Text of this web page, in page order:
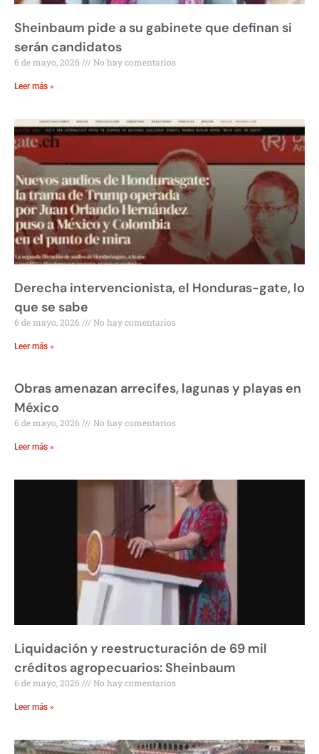
Sheinbaum pide a su gabinete que definan si
serán candidatos
6 de mayo, 2026 No hay comentarios
Leer más »
Derecha intervencionista, el Honduras-gate, lo
que se sabe
6 de mayo, 2026 No hay comentarios
Leer más »
Obras amenazan arrecifes, lagunas y playas en
México
6 de mayo, 2026 No hay comentarios
Leer más »
Liquidación y reestructuración de 69 mil
créditos agropecuarios: Sheinbaum
6 de mayo, 2026 No hay comentarios
Leer más »